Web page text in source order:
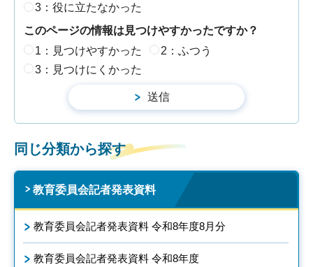
3：役に立たなかった
このページの情報は見つけやすかったですか？
1：見つけやすかった
2：ふつう
3：見つけにくかった
同じ分類から探す
教育委員会記者発表資料
教育委員会記者発表資料 令和8年度8月分
教育委員会記者発表資料 令和8年度